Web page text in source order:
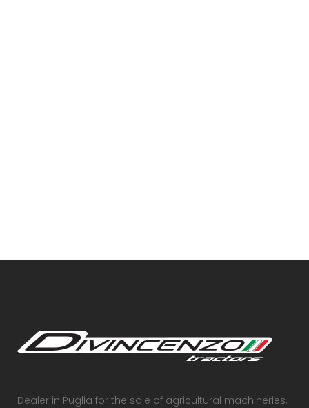
Dealer in Puglia for the sale of agricultural machineries,